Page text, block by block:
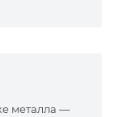
металла —